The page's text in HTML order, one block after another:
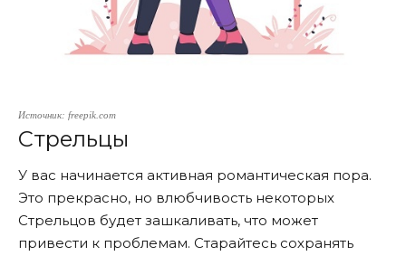
Источник: freepik.com
Стрельцы
У вас начинается активная романтическая пора.
Это прекрасно, но влюбчивость некоторых
Стрельцов будет зашкаливать, что может
привести к проблемам. Старайтесь сохранять